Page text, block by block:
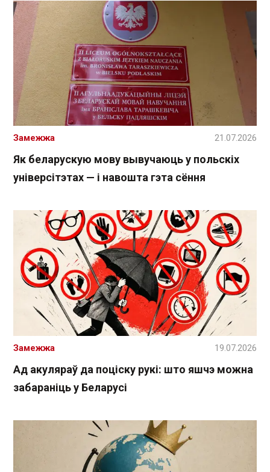
Як беларускую мову вывучаюць у польскіх
універсітэтах — і навошта гэта сёння
Замежжа 21.07.2026
Ад акуляраў да поціску рукі: што яшчэ можна
забараніць у Беларусі
Замежжа 19.07.2026